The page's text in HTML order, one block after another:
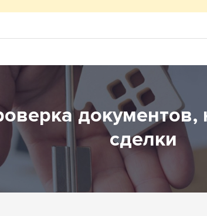
недвижимость
сделки